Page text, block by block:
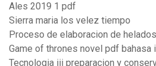
Ales 2019 1 pdf
Sierra maria los velez tiempo
Proceso de elaboracion de
Game of thrones novel pdf bahasa
Tecnologia iii preparacion y